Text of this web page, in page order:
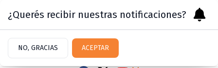
¿Querés recibir nuestras notificaciones?
NO, GRACIAS ACEPTAR